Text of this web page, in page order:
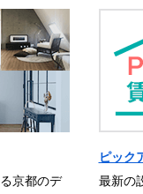
京都のデ
ピック
最新の